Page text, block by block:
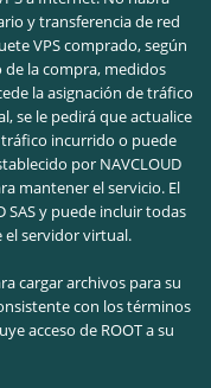
y transferencia de red
VPS comprado, según
la compra, medidos
la asignación de tráfico
se le pedirá que actualice
tráfico incurrido o puede
por NAVCLOUD
mantener el servicio. El
SAS y puede incluir todas
el servidor virtual.
cargar archivos para su
con los términos
acceso de ROOT a su